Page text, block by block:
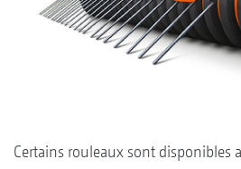
Certains rouleaux sont disponibles